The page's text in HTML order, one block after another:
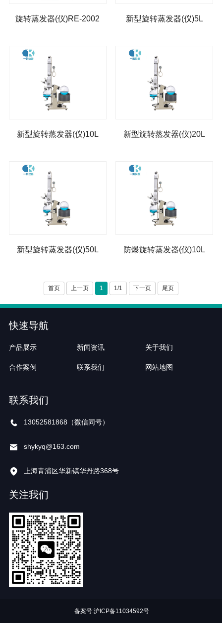
旋转蒸发器(仪)RE-2002 新型旋转蒸发器(仪)5L
新型旋转蒸发器(仪)10L 新型旋转蒸发器(仪)20L
新型旋转蒸发器(仪)50L 防爆旋转蒸发器(仪)10L
首页 上一页 1 1/1 下一页 尾页
快速导航
产品展示 新闻资讯 关于我们
合作案例 联系我们 网站地图
联系我们
13052581868（微信同号）
shykyq@163.com
上海青浦区华新镇华丹路368号
关注我们
备案号:沪ICP备11034592号